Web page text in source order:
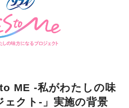
to ME -私がわたしの味
ェクト-」実施の背景